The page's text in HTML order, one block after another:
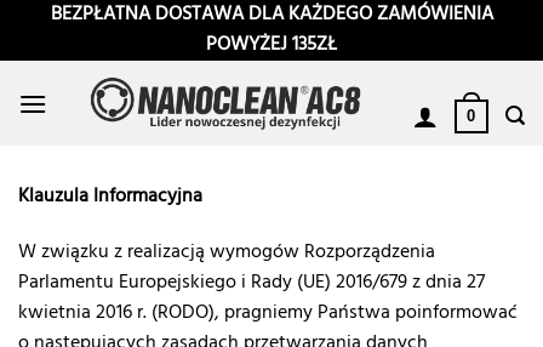
PrzewińBEZPŁATNA DOSTAWA DLA KAŻDEGO ZAMÓWIENIA
POWYŻEJ 135ZŁ
0
Klauzula Informacyjna
W związku z realizacją wymogów Rozporządzenia
Parlamentu Europejskiego i Rady (UE) 2016/679 z dnia 27
kwietnia 2016 r. (RODO), pragniemy Państwa poinformować